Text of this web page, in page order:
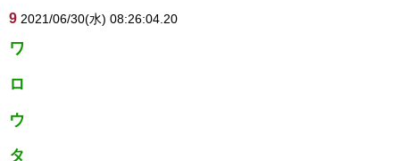
9 2021/06/30(水) 08:26:04.20
ワ
ロ
ウ
タ